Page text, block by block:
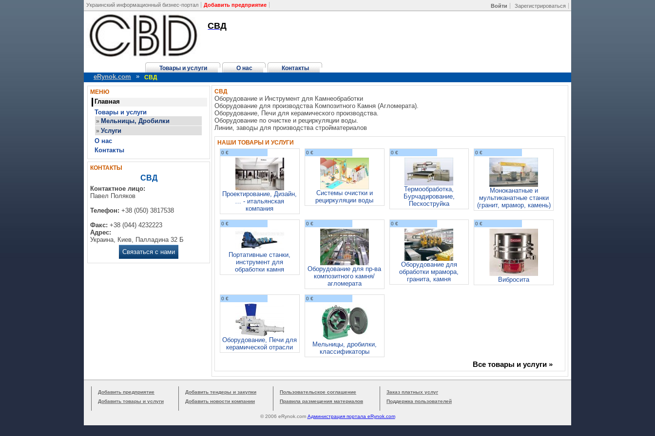
Войти Зарегистрироваться
Украинский информационный бизнес-портал Добавить предприятие
СВД
Товары и услуги О нас Контакты
eRynok.com » СВД
МЕНЮ
Главная
Товары и услуги
» Мельницы, Дробилки
» Услуги
О нас
Контакты
КОНТАКТЫ
СВД
Контактное лицо:
Павел Поляков
Телефон: +38 (050) 3817538
Факс: +38 (044) 4232223
Адрес:
Украина, Киев, Палладина 32 Б
Связаться с нами
СВД
Оборудование и Инструмент для Камнеобработки
Оборудование для производства Композитного Камня (Агломерата).
Оборудование, Печи для керамического производства.
Оборудование по очистке и рециркуляции воды.
Линии, заводы для производства стройматериалов
НАШИ ТОВАРЫ И УСЛУГИ
0 €
Проектирование, Дизайн,
… - итальянская
компания
0 €
Системы очистки и
рециркуляции воды
0 €
Термообработка,
Бурчадирование,
Пескоструйка
0 €
Моноканатные и
мультиканатные станки
(гранит, мрамор, камень)
0 €
Портативные станки,
инструмент для
обработки камня
0 €
Оборудование для пр-ва
композитного камня/
агломерата
0 €
Оборудование для
обработки мрамора,
гранита, камня
0 €
Вибросита
0 €
Оборудование, Печи для
керамической отрасли
0 €
Мельницы, дробилки,
классификаторы
Все товары и услуги »
Добавить предприятие
Добавить товары и услуги
Добавить тендеры и закупки
Добавить новости компании
Пользовательское соглашение
Правила размещения материалов
Заказ платных услуг
Поддержка пользователей
© 2006 eRynok.com Администрация портала eRynok.com